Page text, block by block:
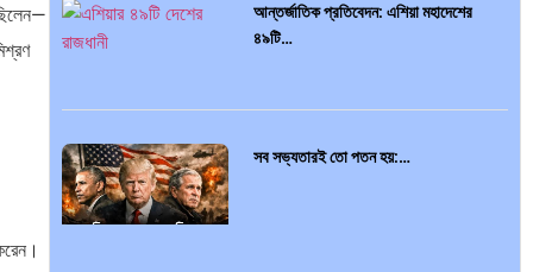
আন্তর্জাতিক প্রতিবেদন: এশিয়া মহাদেশের
৪৯টি…
সব সভ্যতারই তো পতন হয়:…